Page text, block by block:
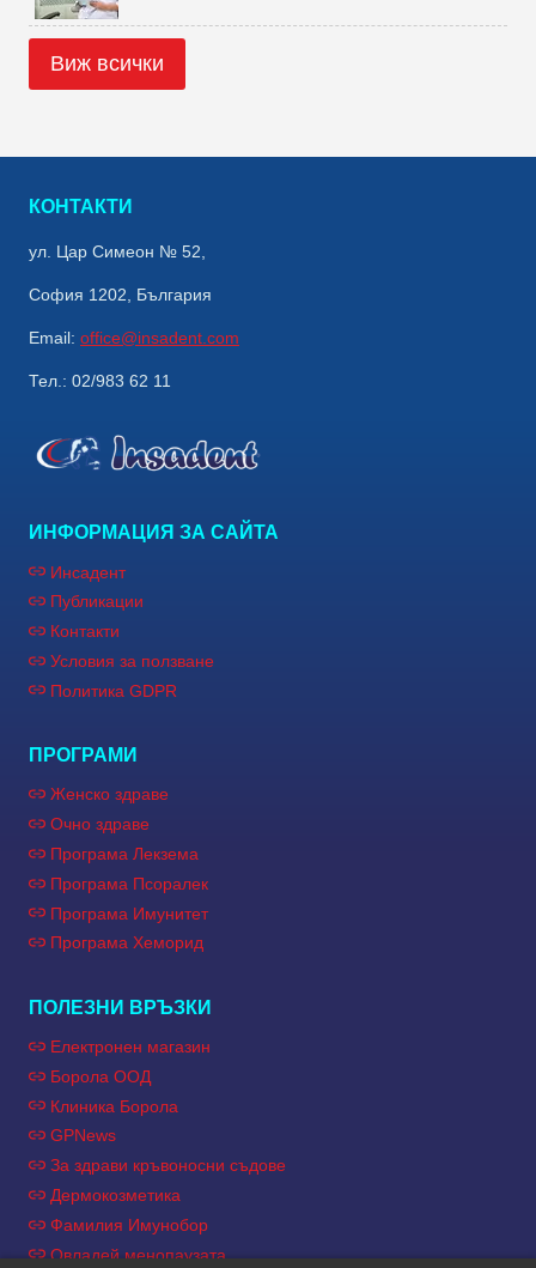
Виж всички
КОНТАКТИ
ул. Цар Симеон № 52,
София 1202, България
Email: office@insadent.com
Тел.: 02/983 62 11
ИНФОРМАЦИЯ ЗА САЙТА
Инсадент
Публикации
Контакти
Условия за ползване
Политика GDPR
ПРОГРАМИ
Женско здраве
Очно здраве
Програма Лекзема
Програма Псоралек
Програма Имунитет
Програма Хеморид
ПОЛЕЗНИ ВРЪЗКИ
Електронен магазин
Борола ООД
Клиника Борола
GPNews
За здрави кръвоносни съдове
Дермокозметика
Фамилия Имунобор
Овладей менопаузата